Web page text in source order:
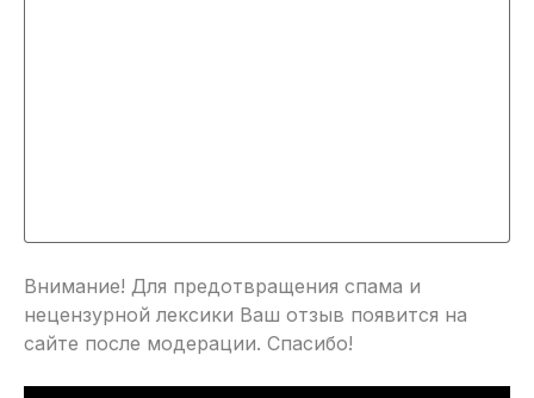
Внимание! Для предотвращения спама и
нецензурной лексики Ваш отзыв появится на
сайте после модерации. Спасибо!